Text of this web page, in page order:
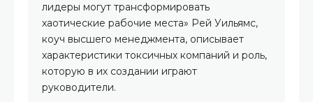
лидеры могут трансформировать
хаотические рабочие места» Рей Уильямс,
коуч высшего менеджмента, описывает
характеристики токсичных компаний и роль,
которую в их создании играют
руководители.